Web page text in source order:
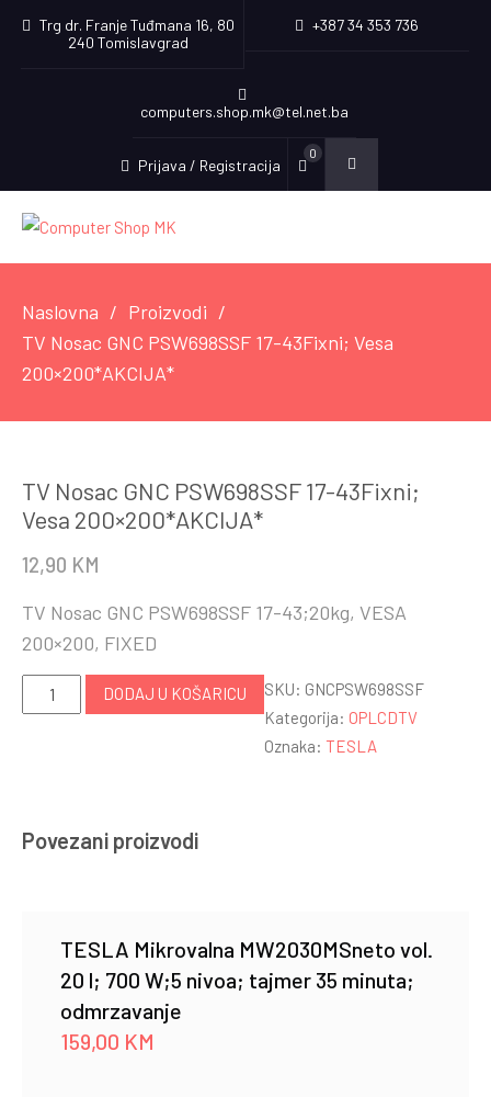
Trg dr. Franje Tuđmana 16, 80
240 Tomislavgrad
+387 34 353 736
computers.shop.mk@tel.net.ba
Prijava / Registracija
0
Naslovna
Proizvodi
TV Nosac GNC PSW698SSF 17-43Fixni; Vesa
200×200*AKCIJA*
TV Nosac GNC PSW698SSF 17-43Fixni;
Vesa 200×200*AKCIJA*
12,90 KM
TV Nosac GNC PSW698SSF 17-43;20kg, VESA
200×200, FIXED
Nosac
43Fixni;
DODAJ U KOŠARICU SKU: GNCPSW698SSF
Kategorija: OPLCDTV
Oznaka: TESLA
Povezani proizvodi
TESLA Mikrovalna MW2030MSneto vol.
20 l; 700 W;5 nivoa; tajmer 35 minuta;
odmrzavanje
159,00 KM